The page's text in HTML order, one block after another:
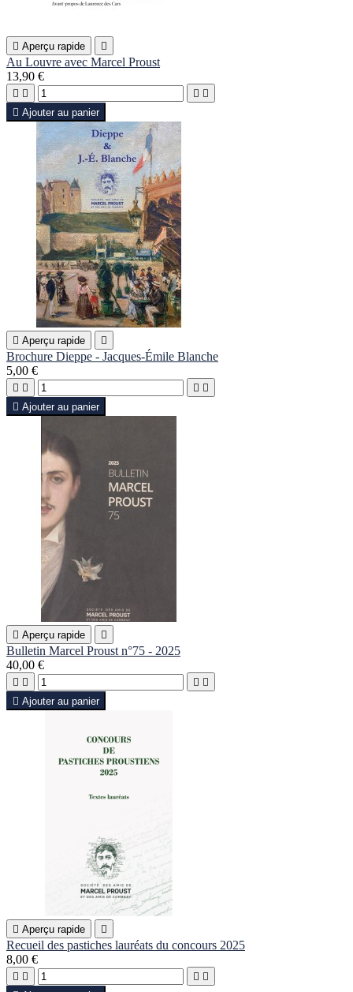
 Aperçu rapide 
Au Louvre avec Marcel Proust
13,90 €
   
 Ajouter au panier
 Aperçu rapide 
Brochure Dieppe - Jacques-Émile Blanche
5,00 €
   
 Ajouter au panier
 Aperçu rapide 
Bulletin Marcel Proust n°75 - 2025
40,00 €
   
 Ajouter au panier
 Aperçu rapide 
Recueil des pastiches lauréats du concours 2025
8,00 €
   